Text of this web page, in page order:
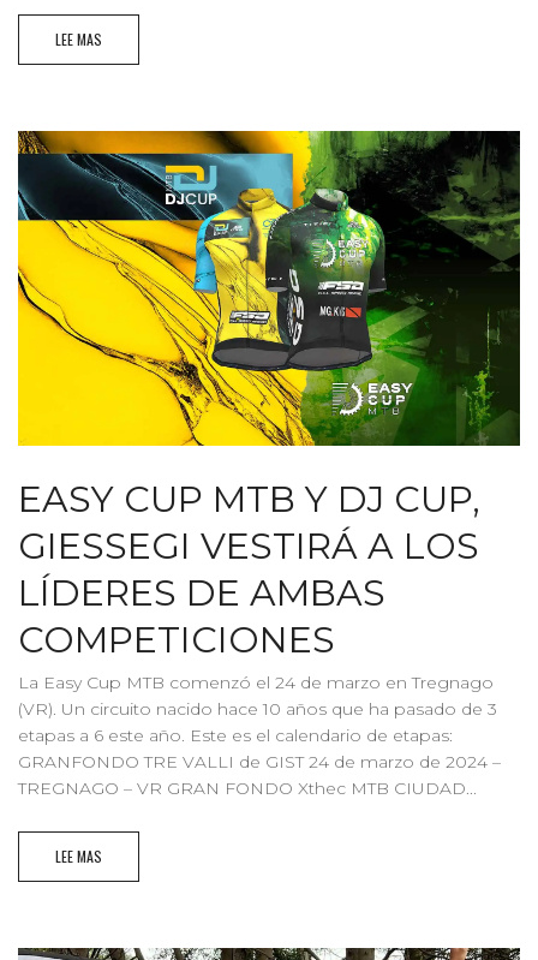
LEE MAS
EASY CUP MTB Y DJ CUP,
GIESSEGI VESTIRÁ A LOS
LÍDERES DE AMBAS
COMPETICIONES
La Easy Cup MTB comenzó el 24 de marzo en Tregnago
(VR). Un circuito nacido hace 10 años que ha pasado de 3
etapas a 6 este año. Este es el calendario de etapas:
GRANFONDO TRE VALLI de GIST 24 de marzo de 2024 –
TREGNAGO – VR GRAN FONDO Xthec MTB CIUDAD...
LEE MAS